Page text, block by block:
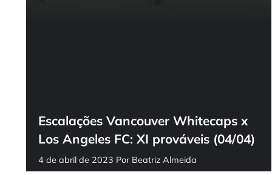
Escalações Vancouver Whitecaps x
Los Angeles FC: XI prováveis (04/04)
4 de abril de 2023 Por Beatriz Almeida